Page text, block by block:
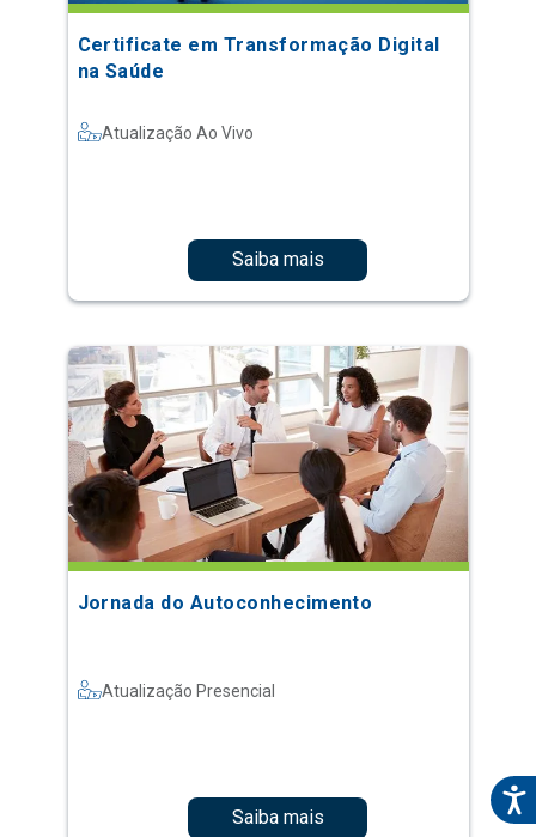
Certificate em Transformação Digital
na Saúde
Atualização Ao Vivo
Saiba mais
Jornada do Autoconhecimento
Atualização Presencial
Saiba mais